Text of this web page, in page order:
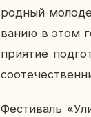
род­ный
ва­нию в этом
при­я­тие
Фе­сти­валь